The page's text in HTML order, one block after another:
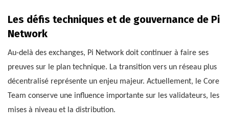
Les défis techniques et de gouvernance de Pi
Network
Au-delà des exchanges, Pi Network doit continuer à faire ses
preuves sur le plan technique. La transition vers un réseau plus
décentralisé représente un enjeu majeur. Actuellement, le Core
Team conserve une influence importante sur les validateurs, les
mises à niveau et la distribution.